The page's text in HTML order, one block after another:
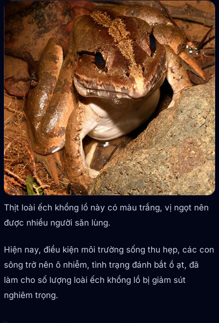
Thịt loài ếch khổng lồ này có màu trắng, vị ngọt nên
được nhiều người săn lùng.
Hiện nay, điều kiện môi trường sống thu hẹp, các con
sông trở nên ô nhiễm, tình trạng đánh bắt ồ ạt, đã
làm cho số lượng loài ếch khổng lồ bị giảm sút
nghiêm trọng.